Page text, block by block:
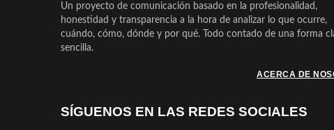
Un proyecto de comunicación basado en la profesionalidad,
honestidad y transparencia a la hora de analizar lo que ocurre,
cuándo, cómo, dónde y por qué. Todo contado de una forma
sencilla.
ACERCA DE
SÍGUENOS EN LAS REDES SOCIALES